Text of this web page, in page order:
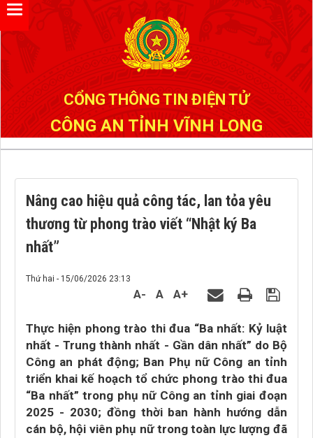
CỔNG THÔNG TIN ĐIỆN TỬ
CÔNG AN TỈNH VĨNH LONG
Nâng cao hiệu quả công tác, lan tỏa yêu
thương từ phong trào viết “Nhật ký Ba
nhất”
Thứ hai - 15/06/2026 23:13
A- A A+
Thực hiện phong trào thi đua “Ba nhất: Kỷ luật
nhất - Trung thành nhất - Gần dân nhất” do Bộ
Công an phát động; Ban Phụ nữ Công an tỉnh
triển khai kế hoạch tổ chức phong trào thi đua
“Ba nhất” trong phụ nữ Công an tỉnh giai đoạn
2025 - 2030; đồng thời ban hành hướng dẫn
cán bộ, hội viên phụ nữ trong toàn lực lượng đã